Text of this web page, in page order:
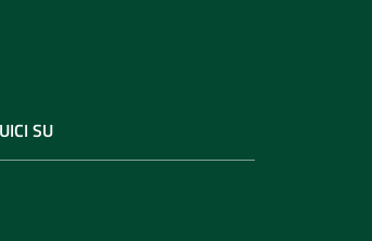
SU